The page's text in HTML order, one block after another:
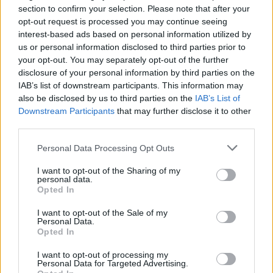
section to confirm your selection. Please note that after your
opt-out request is processed you may continue seeing
interest-based ads based on personal information utilized by
us or personal information disclosed to third parties prior to
your opt-out. You may separately opt-out of the further
disclosure of your personal information by third parties on the
IAB’s list of downstream participants. This information may
also be disclosed by us to third parties on the IAB’s List of
Downstream Participants that may further disclose it to other
Personal Data Processing Opt Outs
I want to opt-out of the Sharing of my
personal data.
Opted In
I want to opt-out of the Sale of my
Personal Data.
Opted In
I want to opt-out of processing my
Personal Data for Targeted Advertising.
„НАША ДОЛЖНОСТ Е ДА ГИ
ПАМЕТИМЕ ОНИЕ КОИ ГИ
ПОЛОЖИЈА ЖИВОТИТЕ ЗА
ТАТКОВИНАТА“
СПАСУВАЧКА АКЦИЈА ОД ТУРЦИЈА -
Македонскиот државјанин со
тешка повреда на `рбетот
транспортиран на КАРИЛ
НАЈЧИТАНИ ВО ПОСЛЕДНИ 7 ДЕНА
објава на вицепремиерот на
Црна Гора